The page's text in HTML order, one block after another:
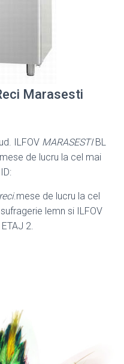
Marasesti
ILFOV MARASESTIBL
de lucru la cel mai
.mese de lucru la cel
lemn si ILFOV
2.